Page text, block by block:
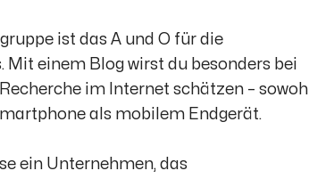
ist das A und O für die
einem Blog wirst du besonders bei
im Internet schätzen – sowohl
als mobilem Endgerät.
ein Unternehmen, das